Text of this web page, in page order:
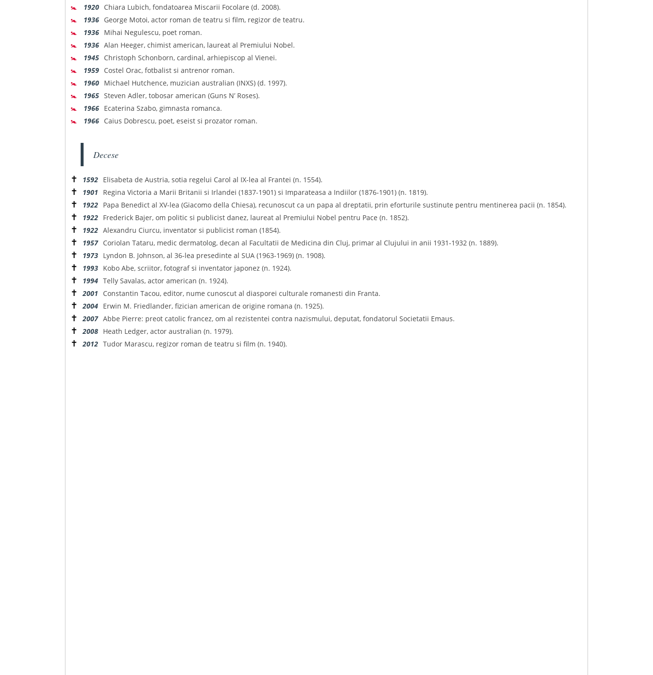
🚼 1920 Chiara Lubich, fondatoarea Miscarii Focolare (d. 2008).
🚼 1936 George Motoi, actor roman de teatru si film, regizor de teatru.
🚼 1936 Mihai Negulescu, poet roman.
🚼 1936 Alan Heeger, chimist american, laureat al Premiului Nobel.
🚼 1945 Christoph Schonborn, cardinal, arhiepiscop al Vienei.
🚼 1959 Costel Orac, fotbalist si antrenor roman.
🚼 1960 Michael Hutchence, muzician australian (INXS) (d. 1997).
🚼 1965 Steven Adler, tobosar american (Guns N’ Roses).
🚼 1966 Ecaterina Szabo, gimnasta romanca.
🚼 1966 Caius Dobrescu, poet, eseist si prozator roman.
Decese
✝ 1592 Elisabeta de Austria, sotia regelui Carol al IX-lea al Frantei (n. 1554).
✝ 1901 Regina Victoria a Marii Britanii si Irlandei (1837-1901) si Imparateasa a Indiilor (1876-1901) (n. 1819).
✝ 1922 Papa Benedict al XV-lea (Giacomo della Chiesa), recunoscut ca un papa al dreptatii, prin eforturile sustinute pentru mentinerea pacii (n. 1854).
✝ 1922 Frederick Bajer, om politic si publicist danez, laureat al Premiului Nobel pentru Pace (n. 1852).
✝ 1922 Alexandru Ciurcu, inventator si publicist roman (1854).
✝ 1957 Coriolan Tataru, medic dermatolog, decan al Facultatii de Medicina din Cluj, primar al Clujului in anii 1931-1932 (n. 1889).
✝ 1973 Lyndon B. Johnson, al 36-lea presedinte al SUA (1963-1969) (n. 1908).
✝ 1993 Kobo Abe, scriitor, fotograf si inventator japonez (n. 1924).
✝ 1994 Telly Savalas, actor american (n. 1924).
✝ 2001 Constantin Tacou, editor, nume cunoscut al diasporei culturale romanesti din Franta.
✝ 2004 Erwin M. Friedlander, fizician american de origine romana (n. 1925).
✝ 2007 Abbe Pierre: preot catolic francez, om al rezistentei contra nazismului, deputat, fondatorul Societatii Emaus.
✝ 2008 Heath Ledger, actor australian (n. 1979).
✝ 2012 Tudor Marascu, regizor roman de teatru si film (n. 1940).